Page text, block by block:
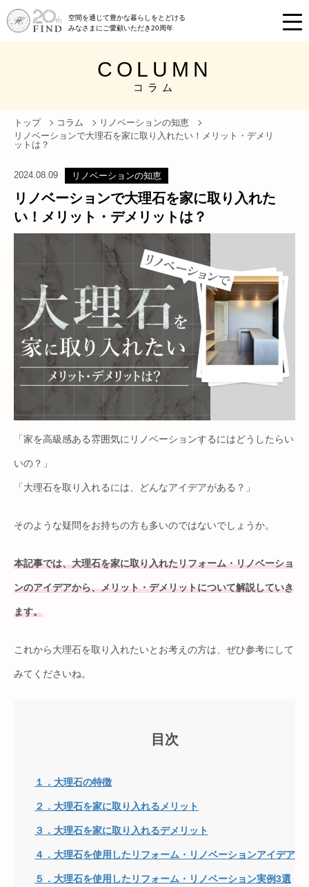
空間を通じて豊かな暮らしをとどける
みなさまにご愛顧いただき20周年
COLUMN
コラム
トップ コラム
リノベーションの知恵
リノベーションで大理石を家に取り入れたい！メリット・デメリ
ットは？
2024.08.09 リノベーションの知恵
リノベーションで大理石を家に取り入れた
い！メリット・デメリットは？
「家を高級感ある雰囲気にリノベーションするにはどうしたらい
いの？」
「大理石を取り入れるには、どんなアイデアがある？」
そのような疑問をお持ちの方も多いのではないでしょうか。
本記事では、大理石を家に取り入れたリフォーム・リノベーショ
ンのアイデアから、メリット・デメリットについて解説していき
ます。
これから大理石を取り入れたいとお考えの方は、ぜひ参考にして
みてくださいね。
目次
１．大理石の特徴
２．大理石を家に取り入れるメリット
３．大理石を家に取り入れるデメリット
４．大理石を使用したリフォーム・リノベーションアイデア
５．大理石を使用したリフォーム・リノベーション実例3選